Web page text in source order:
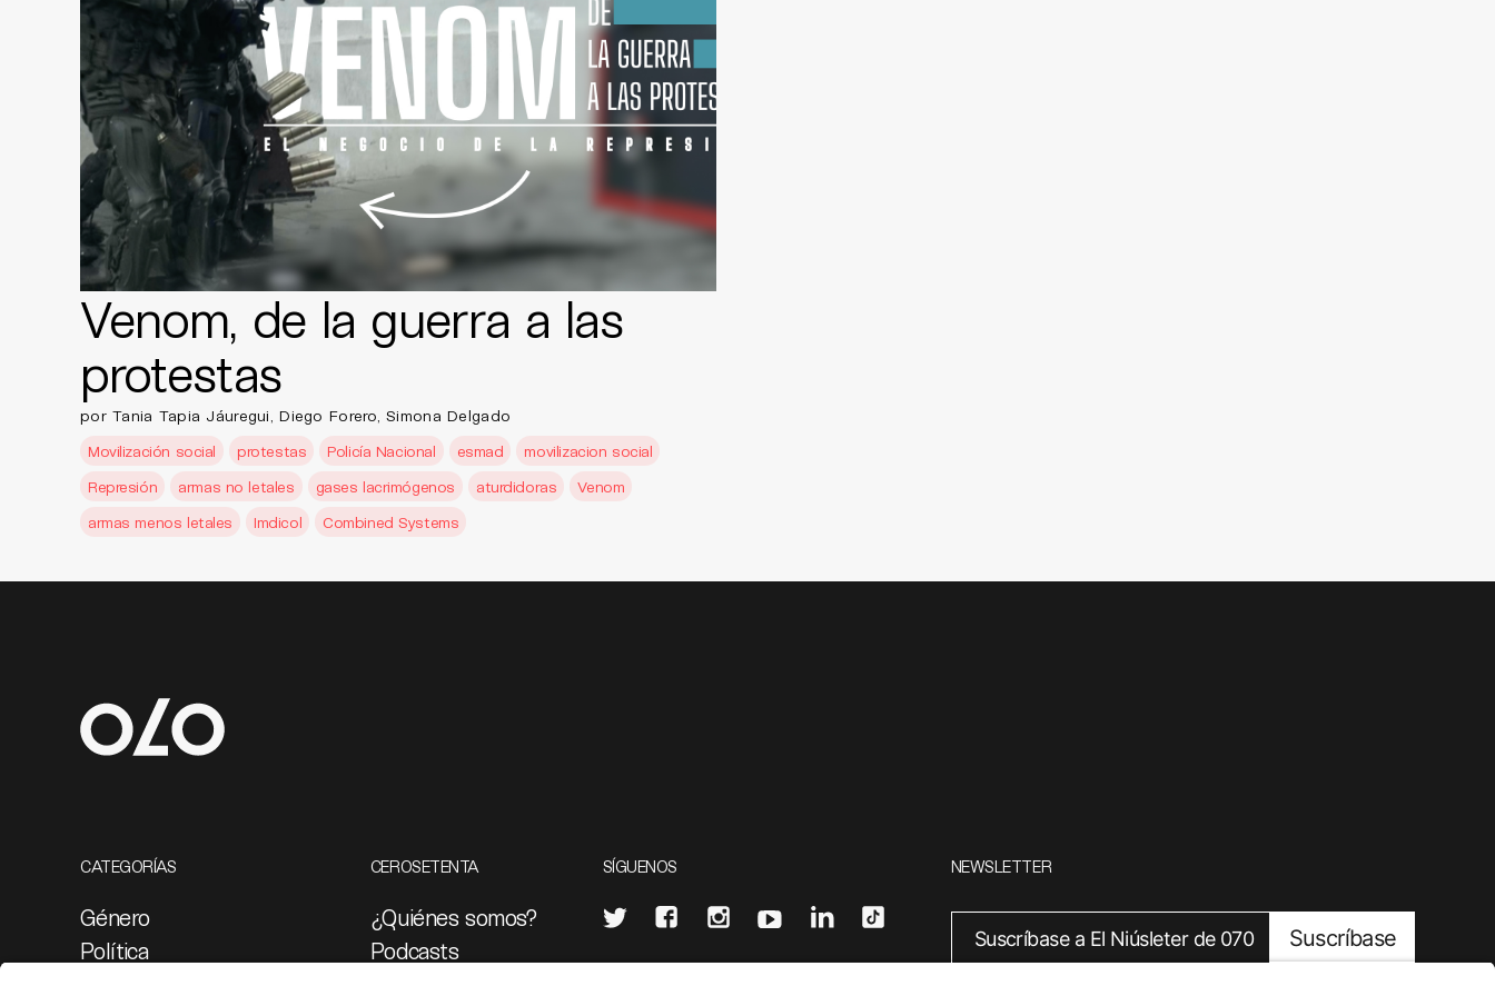
Venom, de la guerra a las
protestas
por Tania Tapia Jáuregui, Diego Forero, Simona Delgado
Movilización social
protestas Policía Nacional esmad
movilizacion social
Represión
armas no letales gases lacrimógenos aturdidoras
Venom
armas menos letales
Imdicol Combined Systems
CATEGORÍAS
Género
Política
CEROSETENTA
¿Quiénes somos?
Podcasts
SÍGUENOS NEWSLETTER
Suscríbase